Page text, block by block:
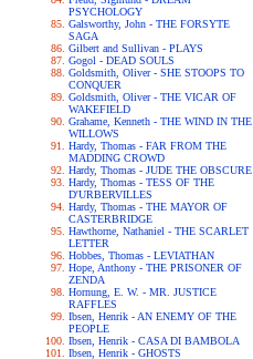
PSYCHOLOGY
Galsworthy, John - THE FORSYTE
SAGA
Gilbert and Sullivan - PLAYS
Gogol - DEAD SOULS
Goldsmith, Oliver - SHE STOOPS TO
CONQUER
Goldsmith, Oliver - THE VICAR OF
WAKEFIELD
Grahame, Kenneth - THE WIND IN THE
WILLOWS
Hardy, Thomas - FAR FROM THE
MADDING CROWD
Hardy, Thomas - JUDE THE OBSCURE
Hardy, Thomas - TESS OF THE
D'URBERVILLES
Hardy, Thomas - THE MAYOR OF
CASTERBRIDGE
Hawthorne, Nathaniel - THE SCARLET
LETTER
Hobbes, Thomas - LEVIATHAN
Hope, Anthony - THE PRISONER OF
ZENDA
Hornung, E. W. - MR. JUSTICE
RAFFLES
Ibsen, Henrik - AN ENEMY OF THE
PEOPLE
Ibsen, Henrik - CASA DI BAMBOLA
Ibsen, Henrik - GHOSTS